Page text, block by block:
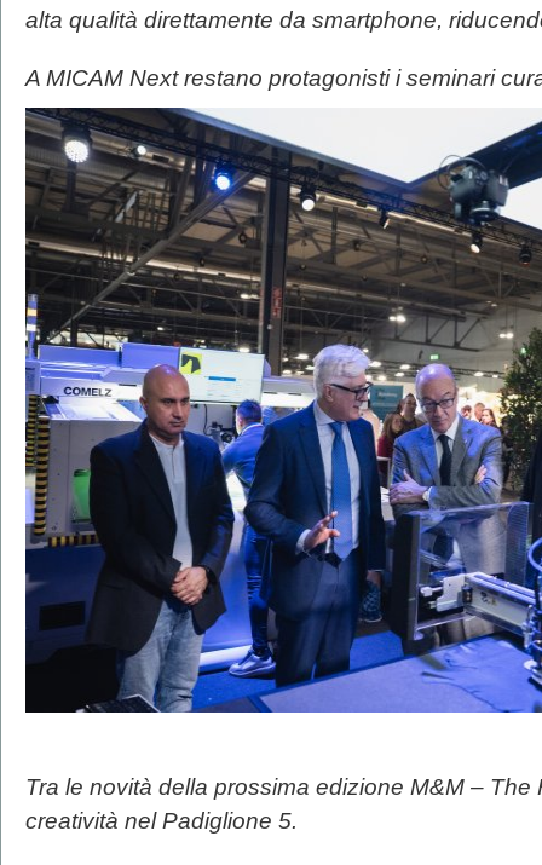
alta qualità direttamente da smartphone,
A MICAM Next restano protagonisti i seminari
Tra le novità della prossima edizione M&M –
creatività nel Padiglione 5.